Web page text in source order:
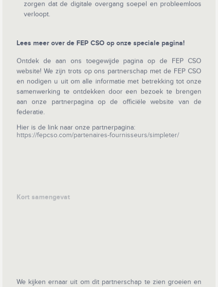
zorgen dat de digitale overgang soepel en probleemloos
verloopt.
Lees meer over de FEP CSO op onze speciale pagina!
Ontdek de aan ons toegewijde pagina op de FEP CSO
website! We zijn trots op ons partnerschap met de FEP CSO
en nodigen u uit om alle informatie met betrekking tot onze
samenwerking te ontdekken door een bezoek te brengen
aan onze partnerpagina op de officiële website van de
federatie.
Hier is de link naar onze partnerpagina:
https://fepcso.com/partenaires-fournisseurs/simpleter/
Kort samengevat
We kijken ernaar uit om dit partnerschap te zien groeien en